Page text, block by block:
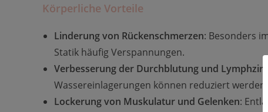
Körperliche Vorteile
Linderung von Rückenschmerzen: Besonders
Statik häufig Verspannungen.
Verbesserung der Durchblutung und
Wassereinlagerungen können reduziert werden.
Lockerung von Muskulatur und Gelenken: